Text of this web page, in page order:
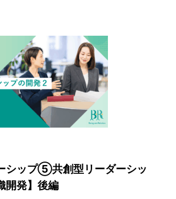
シップ⑤共創型リーダーシッ
開発】後編